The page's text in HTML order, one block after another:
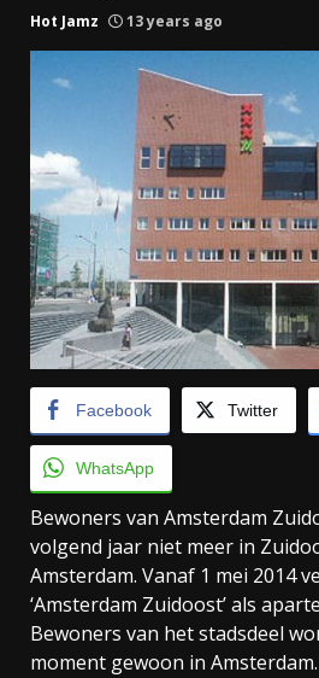
Hot Jamz 13 years ago
Facebook Twitter
WhatsApp
Bewoners van Amsterdam
volgend jaar niet meer in
Amsterdam. Vanaf 1 mei 2014
‘Amsterdam Zuidoost’ als
Bewoners van het stadsdeel
moment gewoon in Amsterdam.